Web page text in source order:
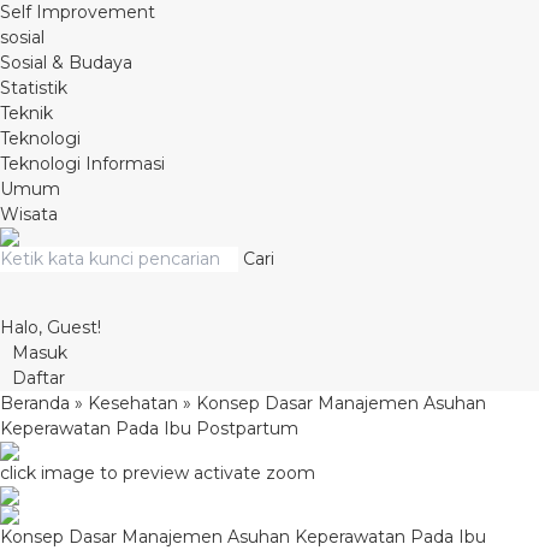
Self Improvement
sosial
Sosial & Budaya
Statistik
Teknik
Teknologi
Teknologi Informasi
Umum
Wisata
Cari
Halo, Guest!
Masuk
Daftar
Beranda » Kesehatan » Konsep Dasar Manajemen Asuhan
Keperawatan Pada Ibu Postpartum
click image to preview activate zoom
Konsep Dasar Manajemen Asuhan Keperawatan Pada Ibu